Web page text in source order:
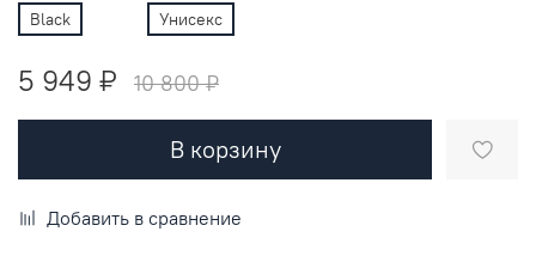
Black
Унисекс
5 949 ₽ 10 800 ₽
В корзину
Добавить в сравнение